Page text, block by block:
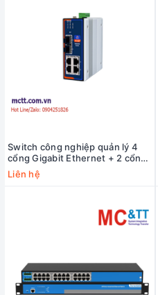
Switch công nghiệp quản lý 4
cổng Gigabit Ethernet + 2 cổng
Gigabit SFP USR-ISG1204S-SFP
Liên hệ